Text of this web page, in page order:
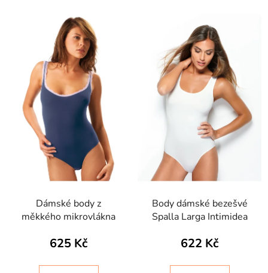
Dámské body z
měkkého mikrovlákna
625 Kč
Body dámské bezešvé
Spalla Larga Intimidea
622 Kč